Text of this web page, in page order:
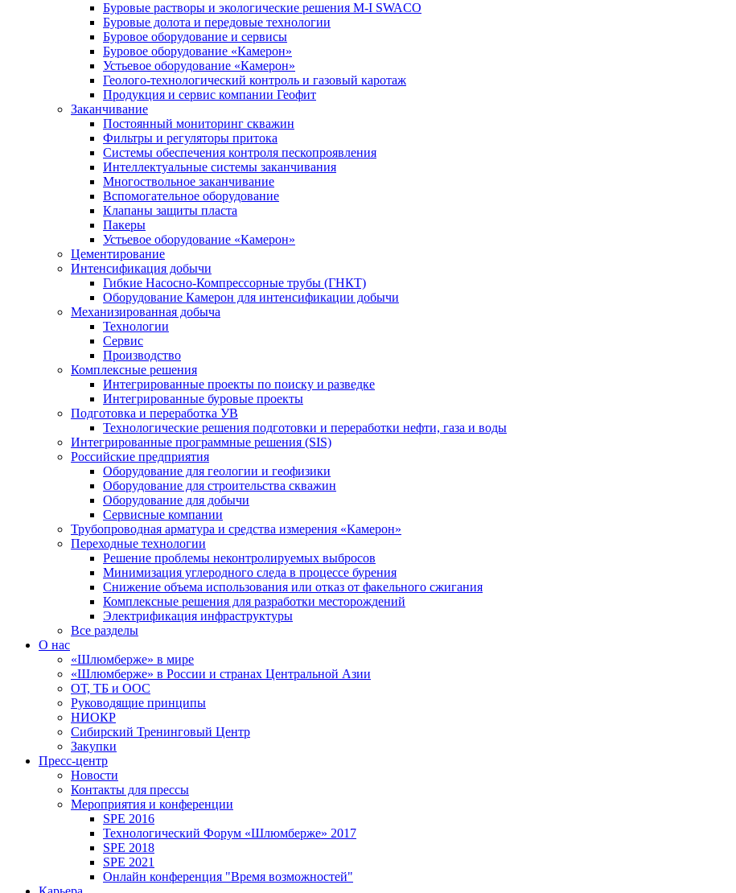
Буровые растворы и экологические решения M-I SWACO
Буровые долота и передовые технологии
Буровое оборудование и сервисы
Буровое оборудование «Камерон»
Устьевое оборудование «Камерон»
Геолого-технологический контроль и газовый каротаж
Продукция и сервис компании Геофит
Заканчивание
Постоянный мониторинг скважин
Фильтры и регуляторы притока
Cистемы обеспечения контроля пескопроявления
Интеллектуальные системы заканчивания
Многоствольное заканчивание
Вспомогательное оборудование
Клапаны защиты пласта
Пакеры
Устьевое оборудование «Камерон»
Цементирование
Интенсификация добычи
Гибкие Насосно-Компрессорные трубы (ГНКТ)
Оборудование Камерон для интенсификации добычи
Механизированная добыча
Технологии
Сервис
Производство
Комплексные решения
Интегрированные проекты по поиску и разведке
Интегрированные буровые проекты
Подготовка и переработка УВ
Технологические решения подготовки и переработки нефти, газа и воды
Интегрированные программные решения (SIS)
Российские предприятия
Оборудование для геологии и геофизики
Оборудование для строительства скважин
Оборудование для добычи
Сервисные компании
Трубопроводная арматура и средства измерения «Камерон»
Переходные технологии
Решение проблемы неконтролируемых выбросов
Минимизация углеродного следа в процессе бурения
Снижение объема использования или отказ от факельного сжигания
Комплексные решения для разработки месторождений
Электрификация инфраструктуры
Все разделы
О нас
«Шлюмберже» в мире
«Шлюмберже» в России и странах Центральной Азии
ОТ, ТБ и ООС
Руководящие принципы
НИОКР
Сибирский Тренинговый Центр
Закупки
Пресс-центр
Новости
Контакты для прессы
Мероприятия и конференции
SPE 2016
Технологический Форум «Шлюмберже» 2017
SPE 2018
SPE 2021
Онлайн конференция "Время возможностей"